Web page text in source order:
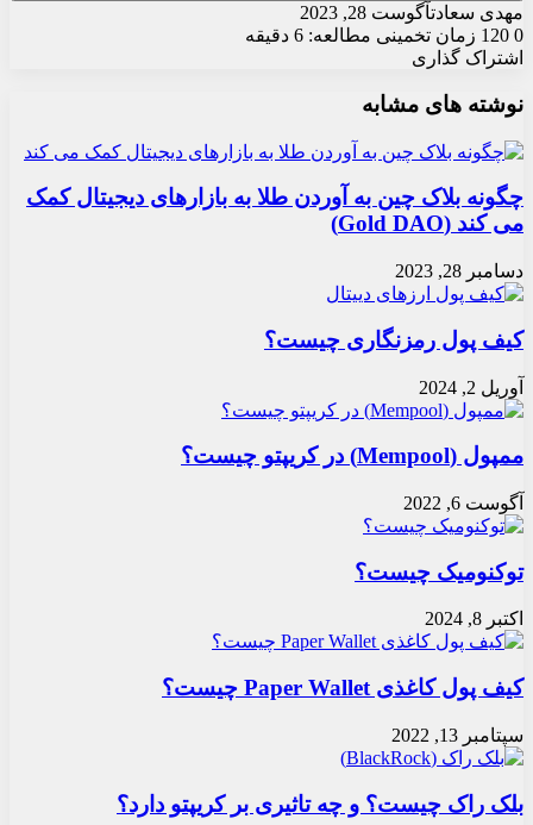
مهدی سعادتآگوست 28, 2023
0
زمان تخمینی مطالعه: 6 دقیقه
اشتراک گذاری
بوک
آپ
ایمیل
نوشته های مشابه
چگونه بلاک چین به آوردن طلا به بازارهای دیجیتال کمک
می کند (Gold DAO)
دسامبر 28, 2023
کیف پول رمزنگاری چیست؟
آوریل 2, 2024
ممپول (Mempool) در کریپتو چیست؟
آگوست 6, 2022
توکنومیک چیست؟
اکتبر 8, 2024
کیف پول کاغذی Paper Wallet چیست؟
سپتامبر 13, 2022
بلک راک چیست؟ و چه تاثیری بر کریپتو دارد؟